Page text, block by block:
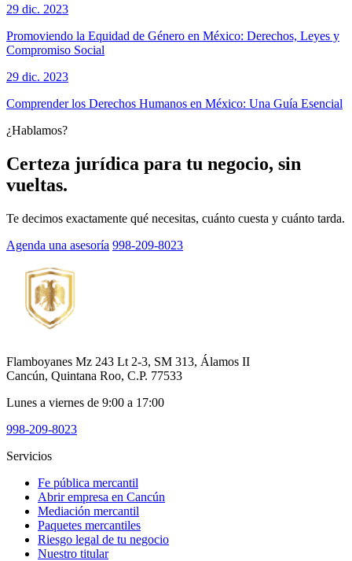
29 dic. 2023
Promoviendo la Equidad de Género en México: Derechos, Leyes y
Compromiso Social
29 dic. 2023
Comprender los Derechos Humanos en México: Una Guía Esencial
¿Hablamos?
Certeza jurídica para tu negocio, sin
vueltas.
Te decimos exactamente qué necesitas, cuánto cuesta y cuánto tarda.
Agenda una asesoría 998-209-8023
Flamboyanes Mz 243 Lt 2-3, SM 313, Álamos II
Cancún, Quintana Roo, C.P. 77533
Lunes a viernes de 9:00 a 17:00
998-209-8023
Servicios
Fe pública mercantil
Abrir empresa en Cancún
Mediación mercantil
Paquetes mercantiles
Riesgo legal de tu negocio
Nuestro titular